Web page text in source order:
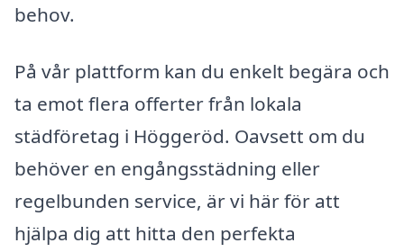
behov.
På vår plattform kan du enkelt begära och
ta emot flera offerter från lokala
städföretag i Höggeröd. Oavsett om du
behöver en engångsstädning eller
regelbunden service, är vi här för att
hjälpa dig att hitta den perfekta